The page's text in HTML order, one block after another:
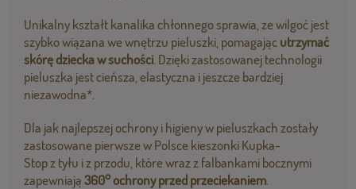
Unikalny kształt kanalika chłonnego sprawia, ze wilgoć jest
szybko wiązana we wnętrzu pieluszki, pomagającutrzymać
skórę dziecka w suchości . Dzięki zastosowanej technologii
pieluszka jest cieńsza, elastyczna i jeszcze bardziej
niezawodna*.
Dla jak najlepszej ochrony i higieny w pieluszkach zostały
zastosowane pierwsze w Polsce kieszonki Kupka-
Stop z tyłu i z przodu, które wraz z falbankami bocznymi
zapewniają360° ochrony przed przeciekaniem